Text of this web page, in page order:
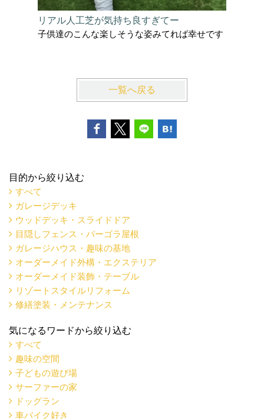
リアル人工芝が気持ち良すぎてー
子供達のこんな楽しそうな姿みてれば幸せです
一覧へ戻る
目的から絞り込む
すべて
ガレージデッキ
ウッドデッキ・スライドドア
目隠しフェンス・パーゴラ屋根
ガレージハウス・趣味の基地
オーダーメイド外構・エクステリア
オーダーメイド装飾・テーブル
リゾートスタイルリフォーム
修繕塗装・メンテナンス
気になるワードから絞り込む
すべて
趣味の空間
子どもの遊び場
サーファーの家
ドッグラン
車バイク好き